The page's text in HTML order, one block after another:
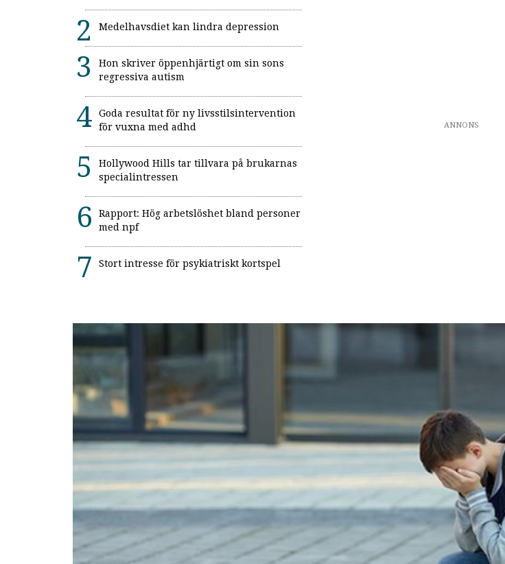
Medelhavsdiet kan lindra depression
Hon skriver öppenhjärtigt om sin sons
regressiva autism
Goda resultat för ny livsstilsintervention
för vuxna med adhd
Hollywood Hills tar tillvara på brukarnas
specialintressen
Rapport: Hög arbetslöshet bland personer
med npf
Stort intresse för psykiatriskt kortspel
ANNONS